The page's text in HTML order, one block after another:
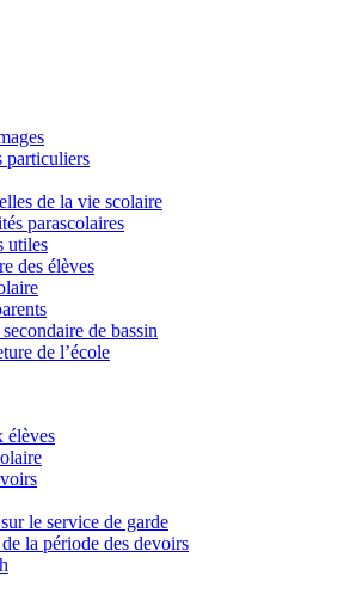
particuliers
de la vie scolaire
parascolaires
utiles
des élèves
de bassin
de l’école
élèves
le service de garde
la période des devoirs